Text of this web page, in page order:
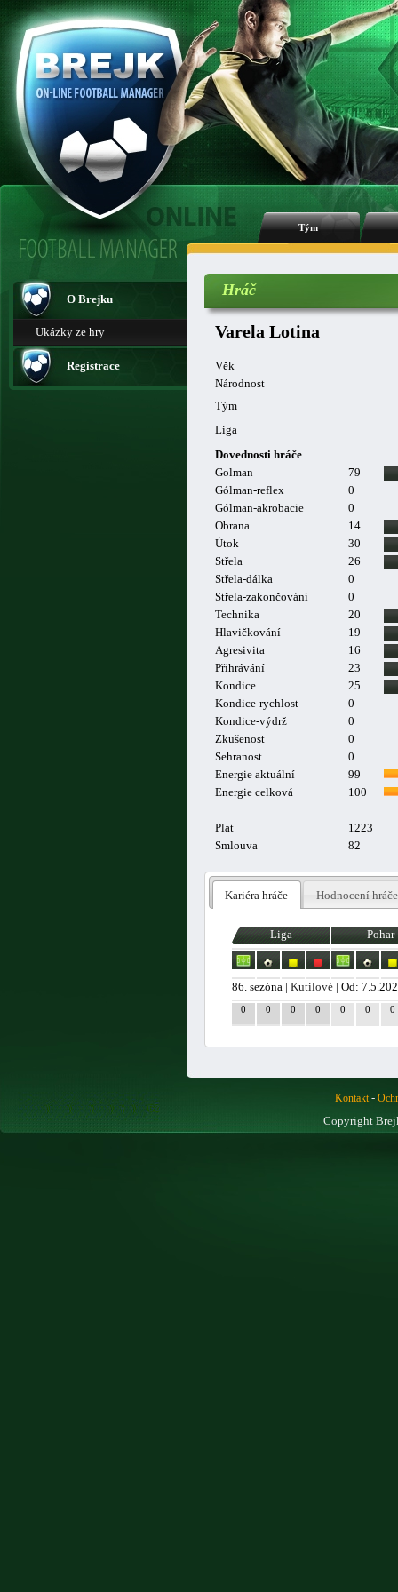
Tým
O Brejku
Ukázky ze hry
Registrace
Hráč
Varela Lotina
Věk
Národnost
Tým
Liga
Dovednosti hráče
Golman
79
Gólman-reflex
0
Gólman-akrobacie
0
Obrana
14
Útok
30
Střela
26
Střela-dálka
0
Střela-zakončování
0
Technika
20
Hlavičkování
19
Agresivita
16
Přihrávání
23
Kondice
25
Kondice-rychlost
0
Kondice-výdrž
0
Zkušenost
0
Sehranost
0
Energie aktuální
99
Energie celková
100
Plat
1223
Smlouva
82
Kariéra hráče Hodnocení hráče
Liga Pohar
86. sezóna |Kutilové | Od:
0 0 0 0 0 0 0
Kontakt-
Copyright